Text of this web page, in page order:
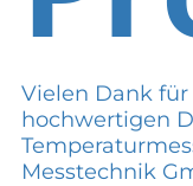
Vielen Dank
hochwertigen
Messtechnik